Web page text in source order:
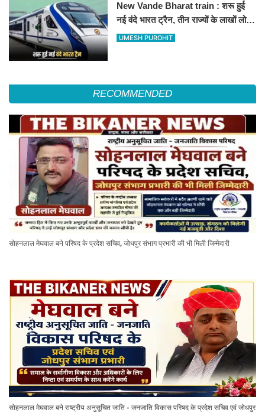
New Vande Bharat train : शरू हुई
नई वंदे भारत ट्रैन, तीन राज्यों के लाखों लोगों
का सफर होगा आसान, देखें पूरा रूटमैप
UMESH PUROHIT
RECOMMENDED
सोहनलाल मेघवाल बने परिषद के प्रदेश सचिव, जोधपुर संभाग प्रभारी की भी मिली जिम्मेदारी
सोहनलाल मेघवाल बने राष्ट्रीय अनुसूचित जाति - जनजाति विकास परिषद के प्रदेश सचिव एवं जोधपुर